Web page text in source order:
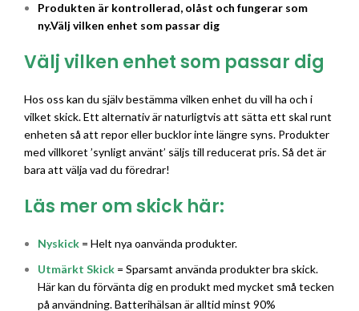
Produkten är kontrollerad, olåst och fungerar som
ny.Välj vilken enhet som passar dig
Välj vilken enhet som passar dig
Hos oss kan du själv bestämma vilken enhet du vill ha och i
vilket skick. Ett alternativ är naturligtvis att sätta ett skal runt
enheten så att repor eller bucklor inte längre syns. Produkter
med villkoret ’synligt använt’ säljs till reducerat pris. Så det är
bara att välja vad du föredrar!
Läs mer om skick här:
Nyskick = Helt nya oanvända produkter.
Utmärkt Skick = Sparsamt använda produkter bra skick.
Här kan du förvänta dig en produkt med mycket små tecken
på användning. Batterihälsan är alltid minst 90%